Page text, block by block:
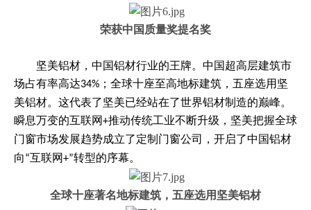
荣获中国质量奖提名奖
坚美铝材，中国铝材行业的王牌。中国超高层建筑市
场占有率高达34% ；全球十座至高地标建筑，五座选用坚
美铝材。这代表了坚美已经站在了世界铝材制造的巅峰。
瞬息万变的互联网+推动传统工业不断升级，坚美把握全球
门窗市场发展趋势成立了定制门窗公司， 开启了中国铝材
向“互联网+”转型的序幕。
全球十座著名地标建筑，五座选用坚美铝材